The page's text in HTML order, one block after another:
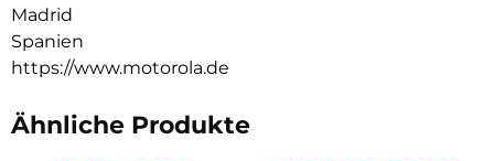
Madrid
Spanien
https://www.motorola.de
Ähnliche Produkte